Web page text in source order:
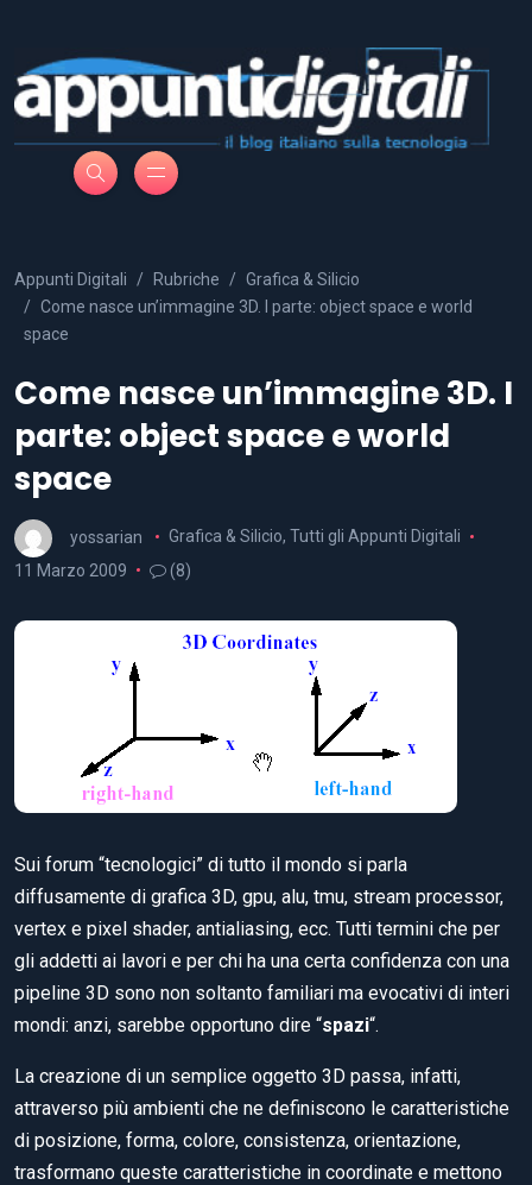
Appunti Digitali Rubriche
Grafica & Silicio
Come nasce un’immagine 3D. I parte: object space e world
space
Come nasce un’immagine 3D. I
parte: object space e world
space
yossarian Grafica & Silicio, Tutti gli Appunti Digitali
11 Marzo 2009
(8)
Sui forum “tecnologici” di tutto il mondo si parla
diffusamente di grafica 3D, gpu, alu, tmu, stream processor,
vertex e pixel shader, antialiasing, ecc. Tutti termini che per
gli addetti ai lavori e per chi ha una certa confidenza con una
pipeline 3D sono non soltanto familiari ma evocativi di interi
mondi: anzi, sarebbe opportuno dire “spazi“.
La creazione di un semplice oggetto 3D passa, infatti,
attraverso più ambienti che ne definiscono le caratteristiche
di posizione, forma, colore, consistenza, orientazione,
trasformano queste caratteristiche in coordinate e mettono